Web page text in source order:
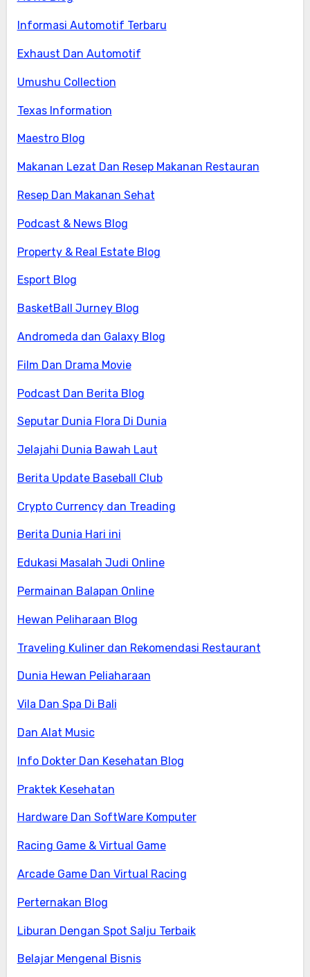
Informasi Automotif Terbaru
Exhaust Dan Automotif
Umushu Collection
Texas Information
Maestro Blog
Makanan Lezat Dan Resep Makanan Restauran
Resep Dan Makanan Sehat
Podcast & News Blog
Property & Real Estate Blog
Esport Blog
BasketBall Jurney Blog
Andromeda dan Galaxy Blog
Film Dan Drama Movie
Podcast Dan Berita Blog
Seputar Dunia Flora Di Dunia
Jelajahi Dunia Bawah Laut
Berita Update Baseball Club
Crypto Currency dan Treading
Berita Dunia Hari ini
Edukasi Masalah Judi Online
Permainan Balapan Online
Hewan Peliharaan Blog
Traveling Kuliner dan Rekomendasi Restaurant
Dunia Hewan Peliaharaan
Vila Dan Spa Di Bali
Dan Alat Music
Info Dokter Dan Kesehatan Blog
Praktek Kesehatan
Hardware Dan SoftWare Komputer
Racing Game & Virtual Game
Arcade Game Dan Virtual Racing
Perternakan Blog
Liburan Dengan Spot Salju Terbaik
Belajar Mengenal Bisnis